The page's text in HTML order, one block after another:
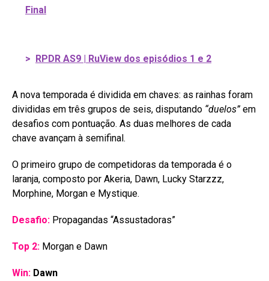
Final
> RPDR AS9 | RuView dos episódios 1 e 2
A nova temporada é dividida em chaves: as rainhas foram
divididas em três grupos de seis, disputando “duelos”em
desafios com pontuação. As duas melhores de cada
chave avançam à semifinal.
O primeiro grupo de competidoras da temporada é o
laranja, composto por Akeria, Dawn, Lucky Starzzz,
Morphine, Morgan e Mystique.
Desafio: Propagandas “Assustadoras”
Top 2: Morgan e Dawn
Win: Dawn